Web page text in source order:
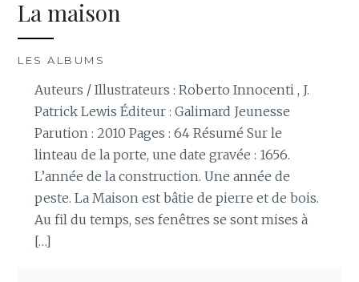
La maison
LES ALBUMS
Auteurs / Illustrateurs : Roberto Innocenti , J.
Patrick Lewis Éditeur : Galimard Jeunesse
Parution : 2010 Pages : 64 Résumé Sur le
linteau de la porte, une date gravée : 1656.
L’année de la construction. Une année de
peste. La Maison est bâtie de pierre et de bois.
Au fil du temps, ses fenêtres se sont mises à
[…]